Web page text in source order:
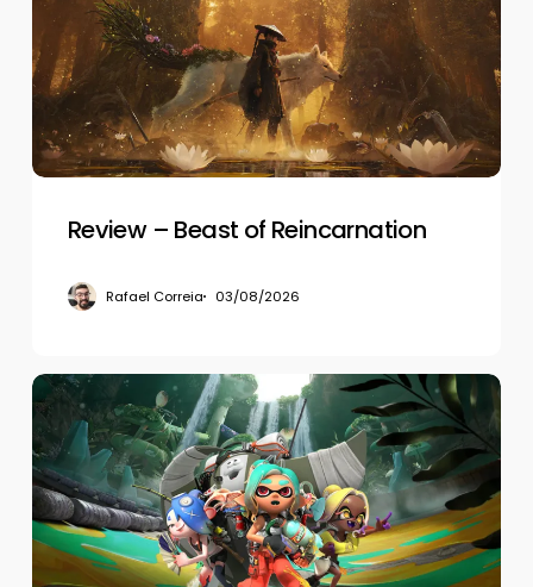
Reincarnation
Review – Beast of Reincarnation
Rafael Correia 03/08/2026
Review
–
Splatoon
Raiders